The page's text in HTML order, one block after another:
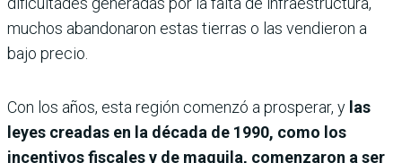
muchos abandonaron estas tierras o las vendieron a
bajo precio.
Con los años, esta región comenzó a prosperar, y las
leyes creadas en la década de 1990, como los
incentivos fiscales y de maquila, comenzaron a ser